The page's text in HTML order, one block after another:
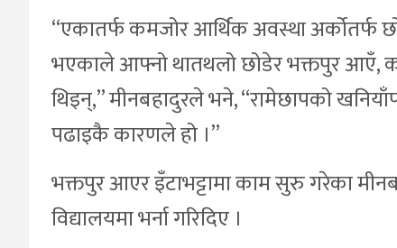
“एकातर्फ कमजोर आर्थिक अवस्था अर्कोतर्फ
भएकाले आफ्नो थातथलो छोडेर भक्तपुर आएँ,
थिइन्,” मीनबहादुरले भने, “रामेछापको
पढाइकै कारणले हो ।”
भक्तपुर आएर इँटाभट्टामा काम सुरु गरेका
विद्यालयमा भर्ना गरिदिए ।